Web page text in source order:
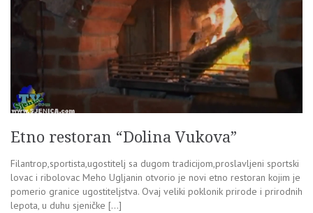
Etno restoran “Dolina Vukova”
Filantrop,sportista,ugostitelj sa dugom tradicijom,proslavljeni sportski
lovac i ribolovac Meho Ugljanin otvorio je novi etno restoran kojim je
pomerio granice ugostiteljstva. Ovaj veliki poklonik prirode i prirodnih
lepota, u duhu sjeničke […]